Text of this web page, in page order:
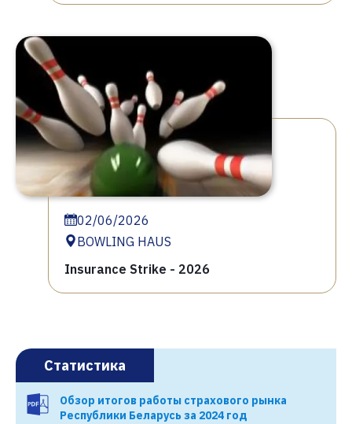
02/06/2026
BOWLING HAUS
Insurance Strike - 2026
Статистика
Обзор итогов работы страхового рынка
Республики Беларусь за 2024 год